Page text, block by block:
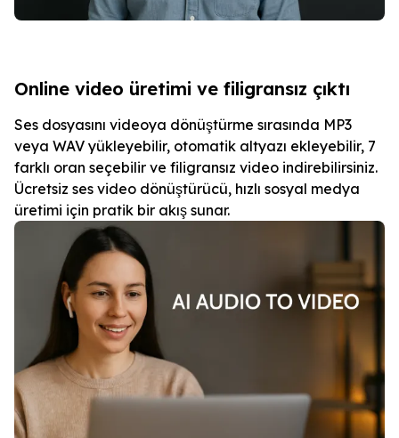
Online video üretimi ve filigransız çıktı
Ses dosyasını videoya dönüştürme sırasında MP3
veya WAV yükleyebilir, otomatik altyazı ekleyebilir, 7
farklı oran seçebilir ve filigransız video indirebilirsiniz.
Ücretsiz ses video dönüştürücü, hızlı sosyal medya
üretimi için pratik bir akış sunar.